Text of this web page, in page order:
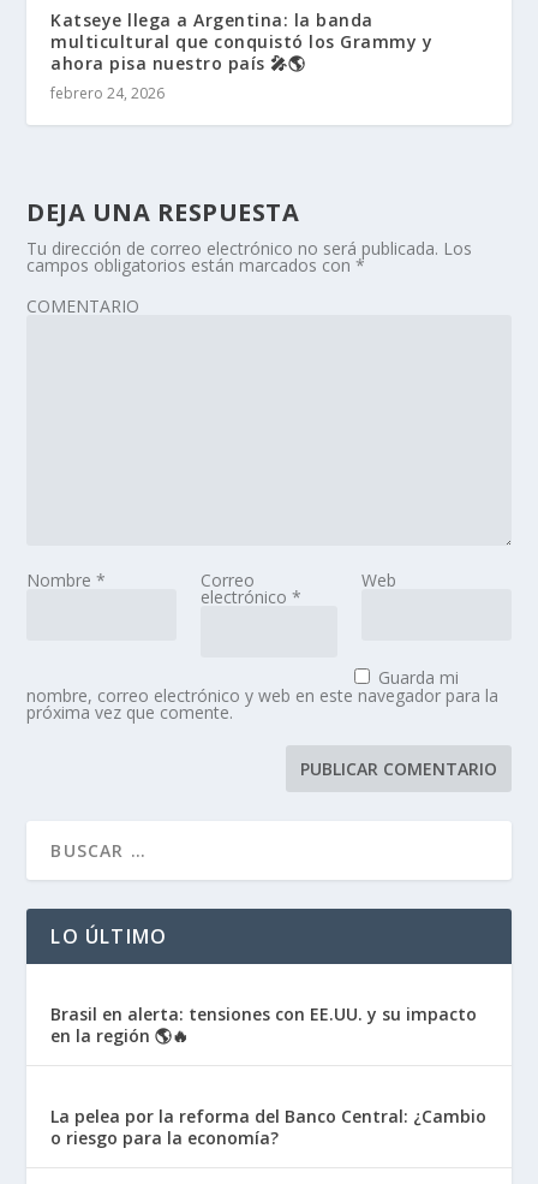
Katseye llega a Argentina: la banda
multicultural que conquistó los Grammy y
ahora pisa nuestro país 🎤🌎
febrero 24, 2026
DEJA UNA RESPUESTA
Tu dirección de correo electrónico no será publicada. Los
campos obligatorios están marcados con*
COMENTARIO
Nombre* Correo
electrónico *
Web
Guarda mi
nombre, correo electrónico y web en este navegador para la
próxima vez que comente.
LO ÚLTIMO
Brasil en alerta: tensiones con EE.UU. y su impacto
en la región 🌎🔥
La pelea por la reforma del Banco Central: ¿Cambio
o riesgo para la economía?